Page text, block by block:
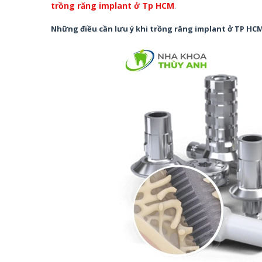
trồng răng implant ở Tp HCM.
Những điều cần lưu ý khi trồng răng implant ở TP